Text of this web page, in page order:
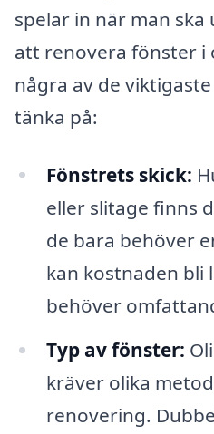
spelar in när man
att renovera fönster i
några av de
tänka på:
Fönstrets skick:
eller slitage finns
de bara behöver
kan kostnaden bli
behöver
Typ av fönster:
kräver olika
renovering.